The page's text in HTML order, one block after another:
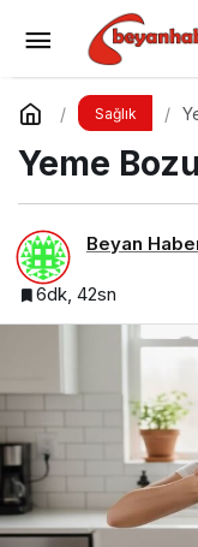
Sağlık
Yeme
Beyan
6dk, 42sn
Yapay
Tehlikeleri!
Yorum Yap